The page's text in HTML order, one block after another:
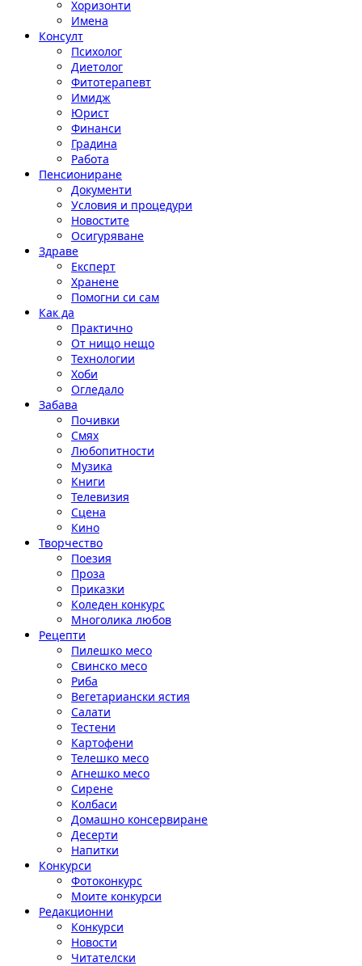
Хоризонти
Имена
Консулт
Психолог
Диетолог
Фитотерапевт
Имидж
Юрист
Финанси
Градина
Работа
Пенсиониране
Документи
Условия и процедури
Новостите
Осигуряване
Здраве
Експерт
Хранене
Помогни си сам
Как да
Практично
От нищо нещо
Технологии
Хоби
Огледало
Забава
Почивки
Смях
Любопитности
Музика
Книги
Телевизия
Сцена
Кино
Творчество
Поезия
Проза
Приказки
Коледен конкурс
Многолика любов
Рецепти
Пилешко месо
Свинско месо
Риба
Вегетариански ястия
Салати
Тестени
Картофени
Телешко месо
Агнешко месо
Сирене
Колбаси
Домашно консервиране
Десерти
Напитки
Конкурси
Фотоконкурс
Моите конкурси
Редакционни
Конкурси
Новости
Читателски